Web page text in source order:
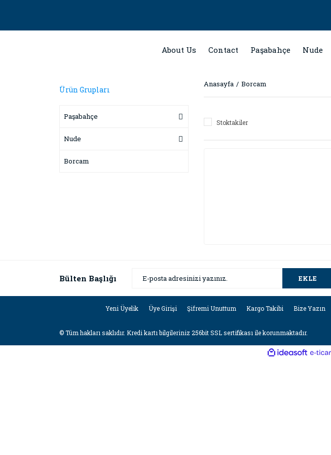
About Us Contact Paşabahçe Nude
Ürün Grupları
Paşabahçe
Nude
Borcam
Anasayfa Borcam
Stoktakiler
Bülten Başlığı EKLE
Yeni Üyelik Üye Girişi Şifremi Unuttum Kargo Takibi Bize Yazın
© Tüm hakları saklıdır. Kredi kartı bilgileriniz 256bit SSL sertifikası ile korunmaktadır.
ideasoft